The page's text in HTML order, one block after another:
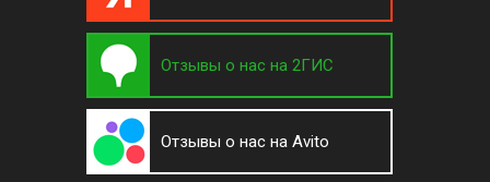
Отзывы о нас на 2ГИС
Отзывы о нас на Avito